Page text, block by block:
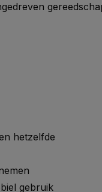
hetzelfde
gebruik